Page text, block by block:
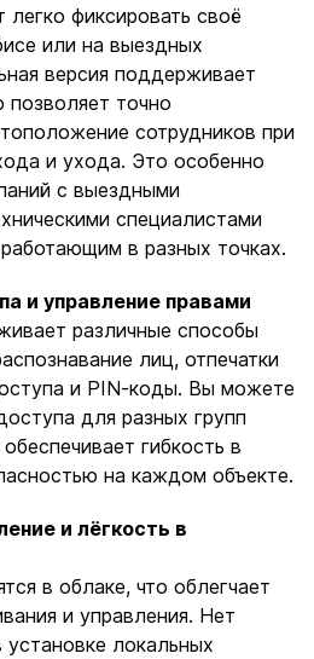
легко фиксировать своё
или на выездных
версия поддерживает
позволяет точно
сотрудников при
и ухода. Это особенно
с выездными
специалистами
в разных точках.
и управление правами
различные способы
лиц, отпечатки
и PIN‑коды. Вы можете
для разных групп
гибкость в
на каждом объекте.
и лёгкость в
в облаке, что облегчает
и управления. Нет
локальных